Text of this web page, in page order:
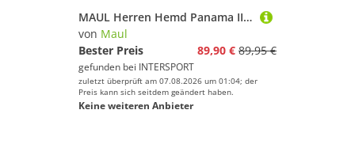
MAUL Herren Hemd Panama II - SP - 1/1 Kremplhem
von Maul
Bester Preis
89,90 € 89,95 €
gefunden bei INTERSPORT
zuletzt überprüft am 07.08.2026 um 01:04; der
Preis kann sich seitdem geändert haben.
Keine weiteren Anbieter